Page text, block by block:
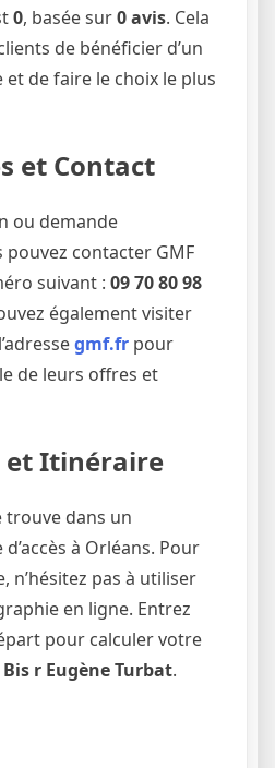
0, basée sur0 avis. Cela
de bénéficier d’un
et de faire le choix le plus
et Contact
ou demande
pouvez contacter GMF
suivant : 09 70 80 98
également visiter
gmf.fr pour
de leurs offres et
et Itinéraire
trouve dans un
à Orléans. Pour
n’hésitez pas à utiliser
en ligne. Entrez
pour calculer votre
Bis r Eugène Turbat.